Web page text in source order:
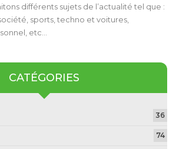
différents sujets de l’actualité tel que :
sports, techno et voitures,
etc…
CATÉGORIES
36
74